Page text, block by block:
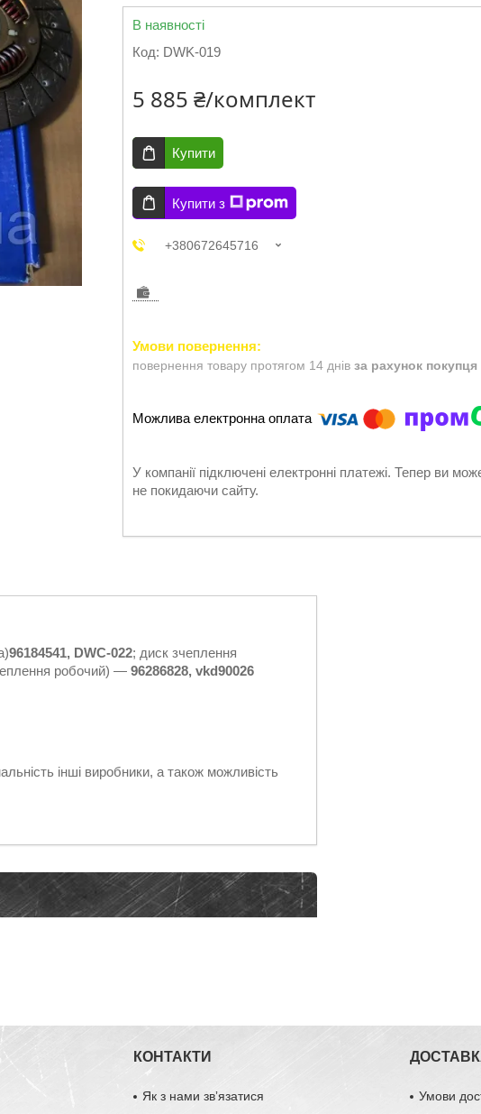
В наявності
Код: DWK-019
5 885 ₴/комплект
Купити
Купити з
+380672645716
повернення товару протягом 14 днів за рахунок покупця
У компанії підключені електронні платежі. Тепер ви
не покидаючи сайту.
96184541, DWC-022; диск зчеплення
робочий) — 96286828, vkd90026
інші виробники, а також можливість
КОНТАКТИ
Як з нами звʼязатися Умови